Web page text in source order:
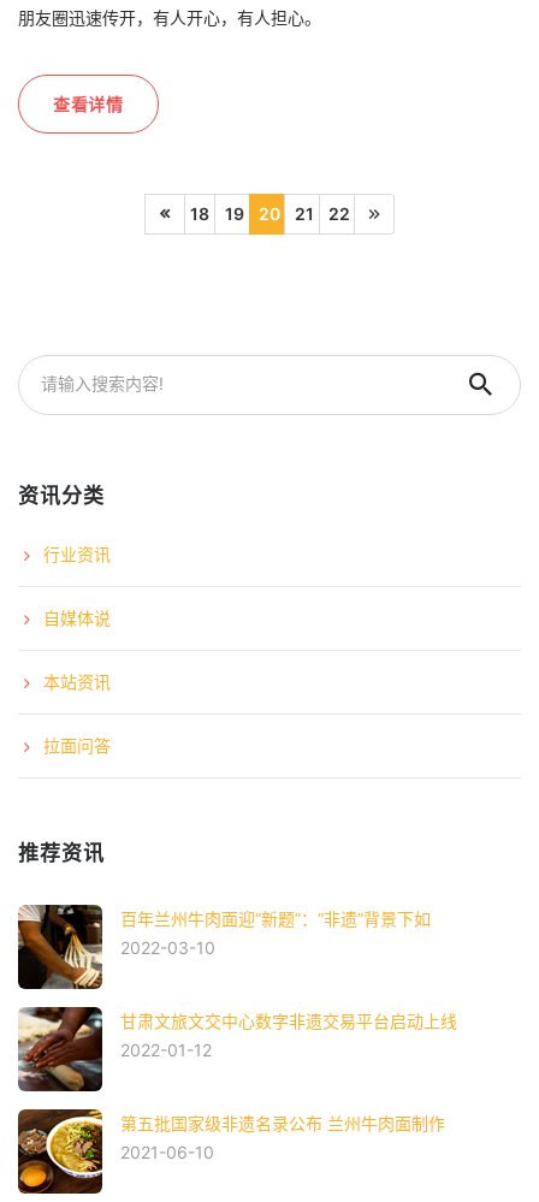
朋友圈迅速传开，有人开心，有人担心。
查看详情
18 19 20 21 22
资讯分类
行业资讯
自媒体说
本站资讯
拉面问答
推荐资讯
百年兰州牛肉面迎“新题”：“非遗”背景下如
2022-03-10
甘肃文旅文交中心数字非遗交易平台启动上线
2022-01-12
第五批国家级非遗名录公布 兰州牛肉面制作
2021-06-10